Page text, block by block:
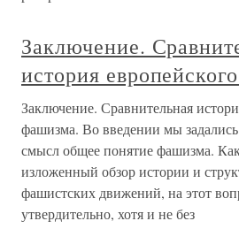
Заключение.
история
Заключение. Сравнительная
фашизма. Во введении мы
смысл общее понятие фашизма.
изложенный обзор истории и
фашистских движений, на этот
утвердительно, хотя и не без